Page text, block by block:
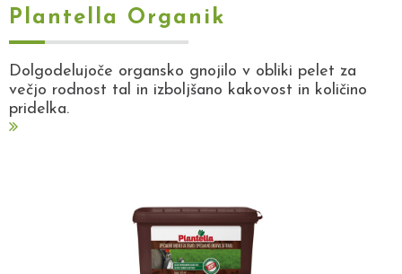
Plantella Organik
Dolgodelujoče organsko gnojilo v obliki pelet za
večjo rodnost tal in izboljšano kakovost in količino
pridelka.